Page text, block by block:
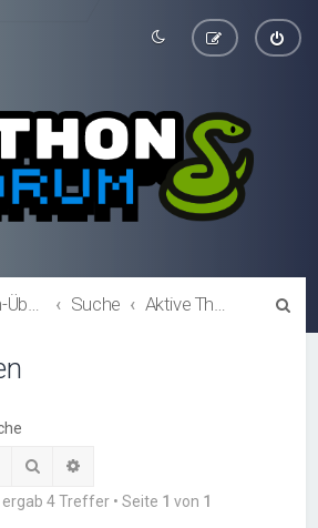
Suche
Suche
ergab 4 Treffer • Seite 1 von 1